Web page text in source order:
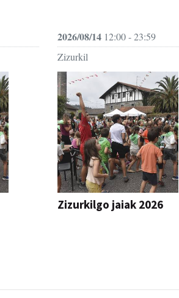
2026/08/1412:00 - 23:59
Zizurkil
Zizurkilgo jaiak 2026